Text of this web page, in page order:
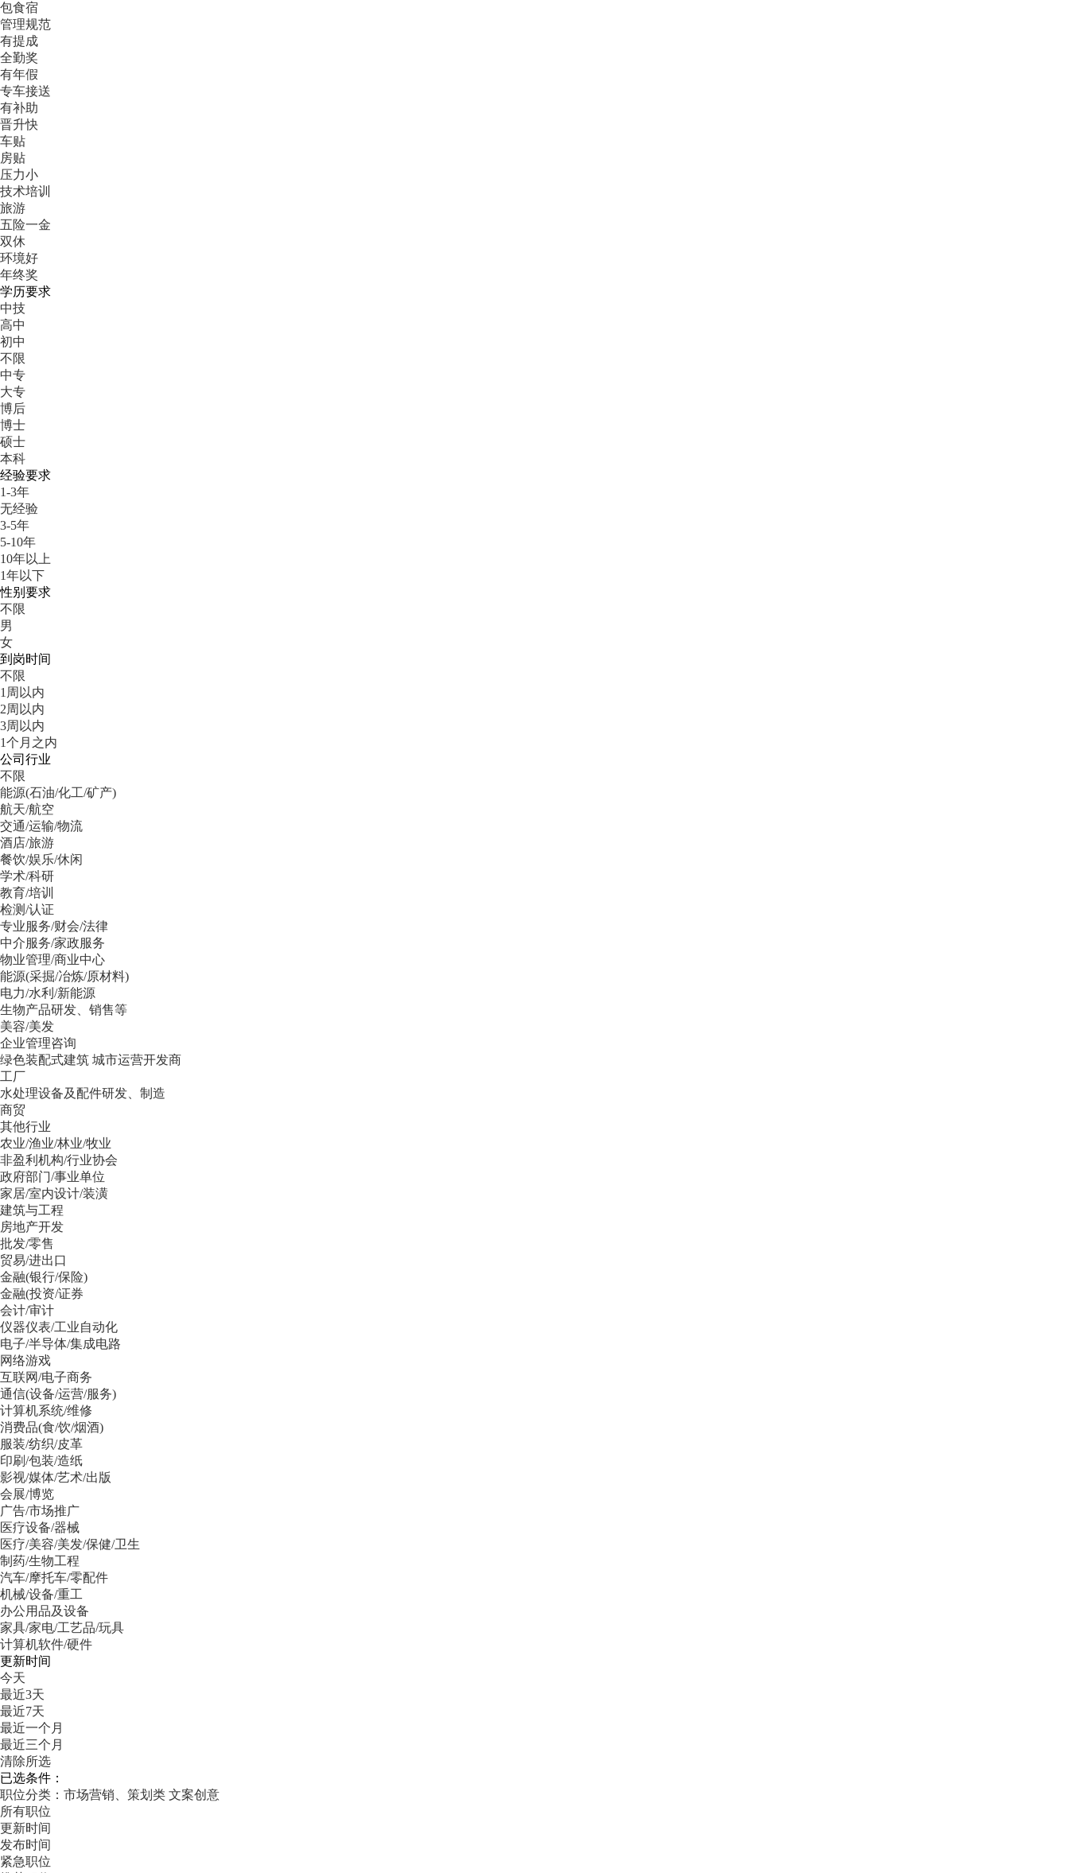
包食宿
管理规范
有提成
全勤奖
有年假
专车接送
有补助
晋升快
车贴
房贴
压力小
技术培训
旅游
五险一金
双休
环境好
年终奖
学历要求
中技
高中
初中
不限
中专
大专
博后
博士
硕士
本科
经验要求
1-3年
无经验
3-5年
5-10年
10年以上
1年以下
性别要求
不限
男
女
到岗时间
不限
1周以内
2周以内
3周以内
1个月之内
公司行业
不限
能源(石油/化工/矿产)
航天/航空
交通/运输/物流
酒店/旅游
餐饮/娱乐/休闲
学术/科研
教育/培训
检测/认证
专业服务/财会/法律
中介服务/家政服务
物业管理/商业中心
能源(采掘/冶炼/原材料)
电力/水利/新能源
生物产品研发、销售等
美容/美发
企业管理咨询
绿色装配式建筑 城市运营开发商
工厂
水处理设备及配件研发、制造
商贸
其他行业
农业/渔业/林业/牧业
非盈利机构/行业协会
政府部门/事业单位
家居/室内设计/装潢
建筑与工程
房地产开发
批发/零售
贸易/进出口
金融(银行/保险)
金融(投资/证券
会计/审计
仪器仪表/工业自动化
电子/半导体/集成电路
网络游戏
互联网/电子商务
通信(设备/运营/服务)
计算机系统/维修
消费品(食/饮/烟酒)
服装/纺织/皮革
印刷/包装/造纸
影视/媒体/艺术/出版
会展/博览
广告/市场推广
医疗设备/器械
医疗/美容/美发/保健/卫生
制药/生物工程
汽车/摩托车/零配件
机械/设备/重工
办公用品及设备
家具/家电/工艺品/玩具
计算机软件/硬件
更新时间
今天
最近3天
最近7天
最近一个月
最近三个月
清除所选
已选条件：
职位分类：市场营销、策划类 文案创意
所有职位
更新时间
发布时间
紧急职位